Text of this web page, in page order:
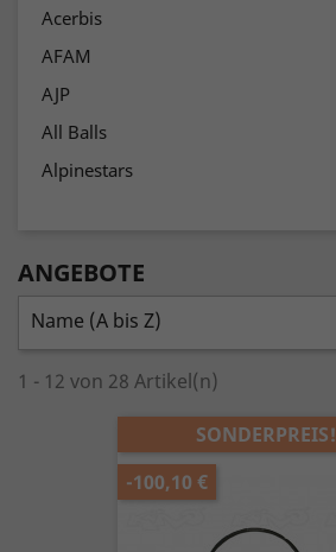
Acerbis
AFAM
AJP
All Balls
Alpinestars
ANGEBOTE
Name (A bis Z)
1 - 12 von 28 Artikel(n)
SONDERPREIS!
-100,10 €